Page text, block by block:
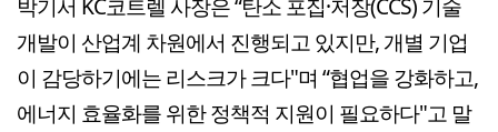
박기서 KC코트렐 사장은 “탄소 포집·저장(CCS) 기술
개발이 산업계 차원에서 진행되고 있지만, 개별 기업
이 감당하기에는 리스크가 크다"며 “협업을 강화하고,
에너지 효율화를 위한 정책적 지원이 필요하다"고 말